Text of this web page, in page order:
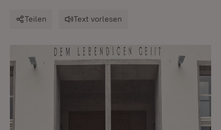
Teilen Text vorlesen